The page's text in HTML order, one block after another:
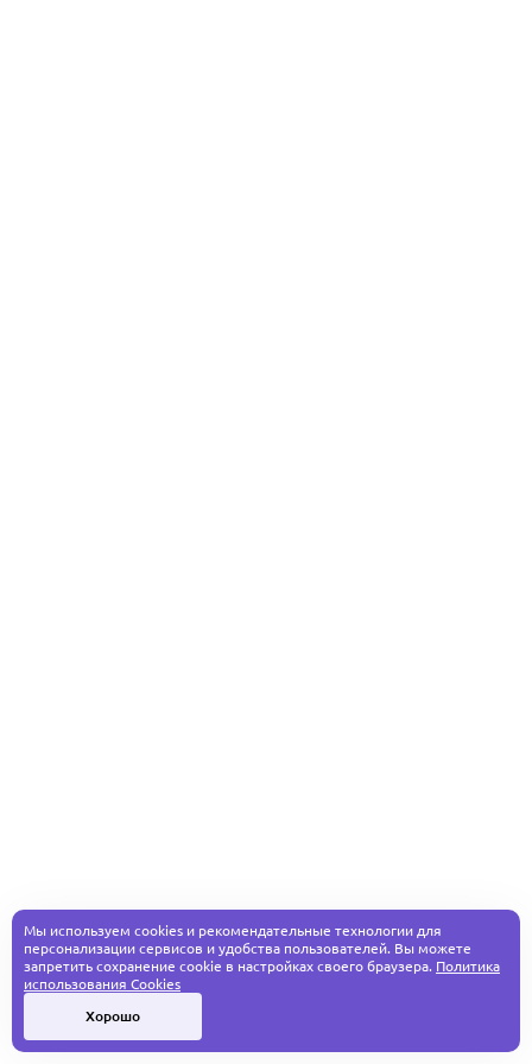
Мы используем cookies и рекомендательные технологии для
персонализации сервисов и удобства пользователей. Вы можете
запретить сохранение cookie в настройках своего браузера. Политика
использования Cookies
Хорошо